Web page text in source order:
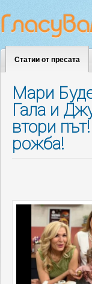
Статии от пресата
Мари
Гала и
втори
рожба!